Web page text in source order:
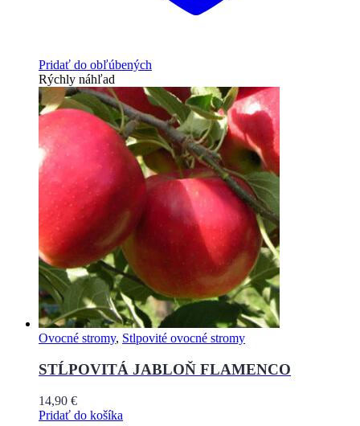
Pridať do obľúbených
Rýchly náhľad
Ovocné stromy, Stlpovité ovocné stromy
STĹPOVITÁ JABLOŇ FLAMENCO
14,90 €
Pridať do košíka